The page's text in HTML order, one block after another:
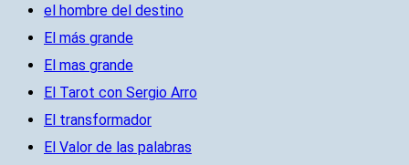
el hombre del destino
El más grande
El mas grande
El Tarot con Sergio Arro
El transformador
El Valor de las palabras